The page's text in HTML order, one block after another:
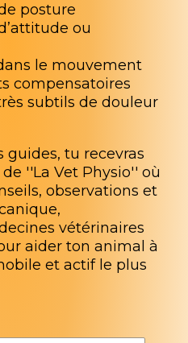
posture
ou
le mouvement
compensatoires
subtils de douleur
guides, tu recevras
''La Vet Physio'' où
observations et
vétérinaires
aider ton animal à
et actif le plus